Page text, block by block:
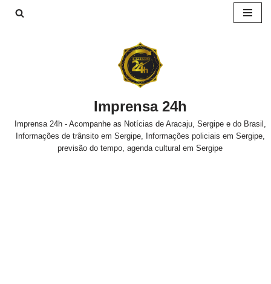
Imprensa 24h
Imprensa 24h - Acompanhe as Notícias de Aracaju, Sergipe e do Brasil,
Informações de trânsito em Sergipe, Informações policiais em Sergipe,
previsão do tempo, agenda cultural em Sergipe